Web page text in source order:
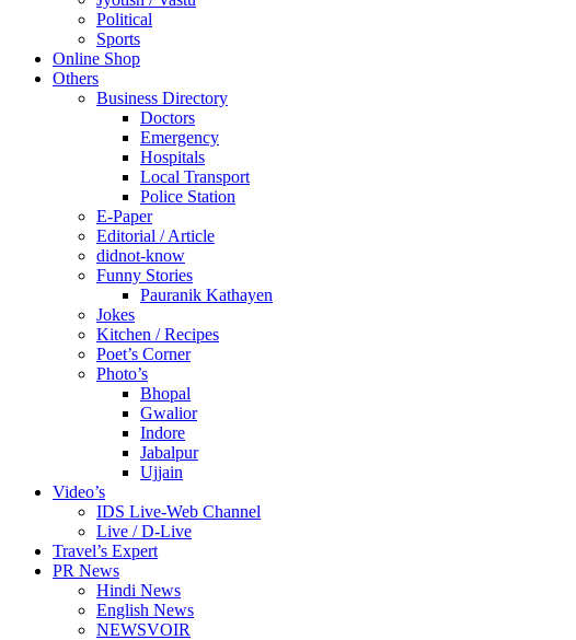
Political
Sports
Online Shop
Others
Business Directory
Doctors
Emergency
Hospitals
Local Transport
Police Station
E-Paper
Editorial / Article
didnot-know
Funny Stories
Pauranik Kathayen
Jokes
Kitchen / Recipes
Poet’s Corner
Photo’s
Bhopal
Gwalior
Indore
Jabalpur
Ujjain
Video’s
IDS Live-Web Channel
Live / D-Live
Travel’s Expert
PR News
Hindi News
English News
NEWSVOIR